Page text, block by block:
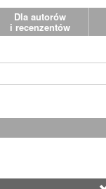
Dla autorów
i recenzentów